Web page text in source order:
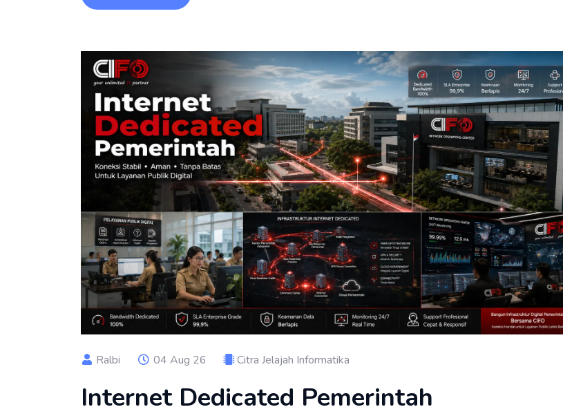
Ralbi 04 Aug 26 Citra Jelajah Informatika
Internet Dedicated Pemerintah